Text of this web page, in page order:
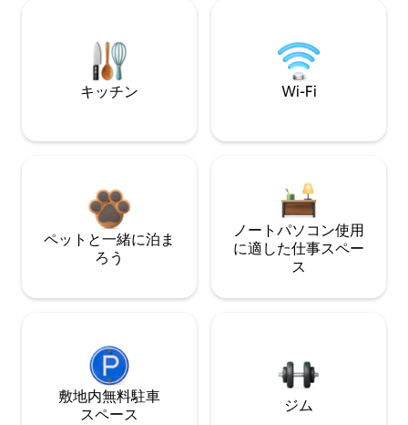
キッチン Wi-Fi
ペットと一緒に泊ま
ろう
ノートパソコン使用
に適した仕事スペー
ス
敷地内無料駐⁠車
ス⁠ペ⁠ー⁠ス
ジム